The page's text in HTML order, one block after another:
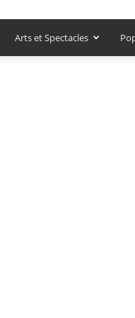
Arts et Spectacles